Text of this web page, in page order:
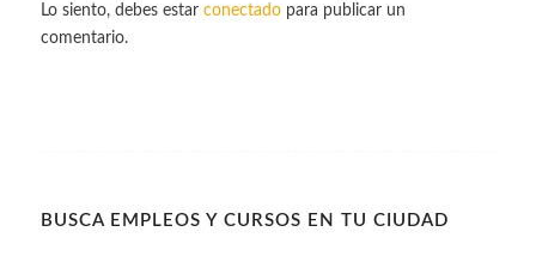
Lo siento, debes estar conectadopara publicar un
comentario.
BUSCA EMPLEOS Y CURSOS EN TU CIUDAD